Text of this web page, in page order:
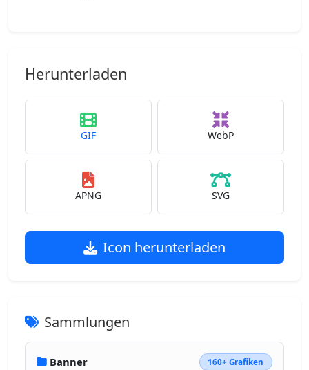
Herunterladen
GIF WebP
APNG SVG
Icon herunterladen
Sammlungen
Banner 160+ Grafiken